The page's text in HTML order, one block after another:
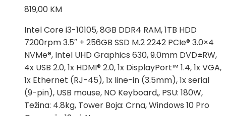
819,00 KM
Intel Core i3-10105, 8GB DDR4 RAM, 1TB HDD
7200rpm 3.5″ + 256GB SSD M.2 2242 PCIe® 3.0×4
NVMe®, Intel UHD Graphics 630, 9.0mm DVD±RW,
4x USB 2.0, 1x HDMI® 2.0, 1x DisplayPort™ 1.4, 1x VGA,
1x Ethernet (RJ-45), 1x line-in (3.5mm), 1x serial
(9-pin), USB mouse, NO Keyboard,, PSU: 180W,
Težina: 4.8kg, Tower Boja: Crna, Windows 10 Pro